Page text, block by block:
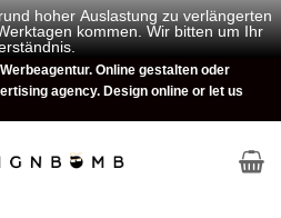
hoher Auslastung zu verlängerten
kommen. Wir bitten um Ihr
Online gestalten oder
agency. Design online or let us